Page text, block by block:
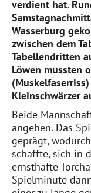
verdient hat.
Wasserburg
zwischen dem
Tabellendritten
Löwen mussten
Kleinschwärzer
Beide
angehen. Das
geprägt,
schaffte, sich in
ernsthafte
Spielminute